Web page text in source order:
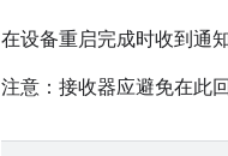
在设备重启完成时收到通知
注意：接收器应避免在此